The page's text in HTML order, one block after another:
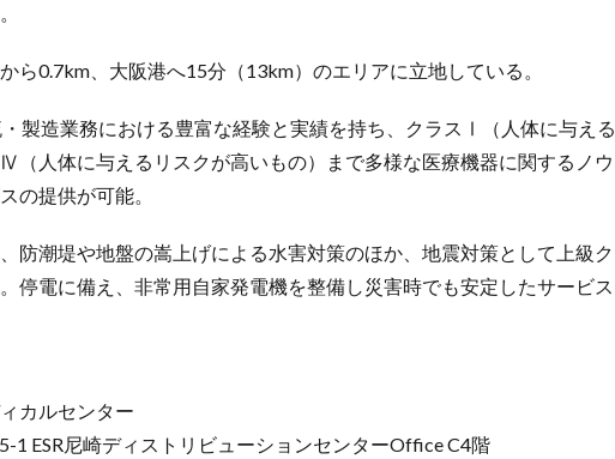
ら0.7km、大阪港へ15分（13km）のエリアに立地している。
製造業務における豊富な経験と実績を持ち、クラスⅠ（人体に与える
（人体に与えるリスクが高いもの）まで多様な医療機器に関するノウ
の提供が可能。
防潮堤や地盤の嵩上げによる水害対策のほか、地震対策として上級ク
停電に備え、非常用自家発電機を整備し災害時でも安定したサービス
カルセンター
1 ESR尼崎ディストリビューションセンターOffice C4階